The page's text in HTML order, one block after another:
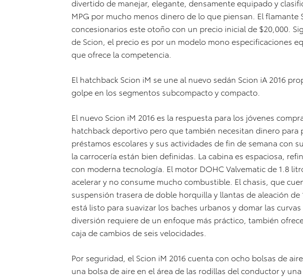
divertido de manejar, elegante, densamente equipado y
MPG por mucho menos dinero de lo que piensan. El flamante
concesionarios este otoño con un precio inicial de $20,000.
de Scion, el precio es por un modelo mono especificaciones
que ofrece la competencia.
El hatchback Scion iM se une al nuevo sedán Scion iA 2016
golpe en los segmentos subcompacto y compacto.
El nuevo Scion iM 2016 es la respuesta para los jóvenes
hatchback deportivo pero que también necesitan dinero para
préstamos escolares y sus actividades de fin de semana con
la carrocería están bien definidas. La cabina es espaciosa,
con moderna tecnología. El motor DOHC Valvematic de 1.8
acelerar y no consume mucho combustible. El chasis, que
suspensión trasera de doble horquilla y llantas de aleación de
está listo para suavizar los baches urbanos y domar las
diversión requiere de un enfoque más práctico, también
caja de cambios de seis velocidades.
Por seguridad, el Scion iM 2016 cuenta con ocho bolsas de
una bolsa de aire en el área de las rodillas del conductor y